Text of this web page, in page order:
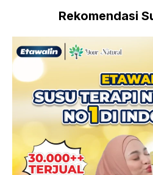
Rekomendasi